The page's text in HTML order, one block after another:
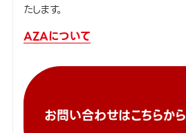
たします。
AZAについて
お問い合わせはこちらから